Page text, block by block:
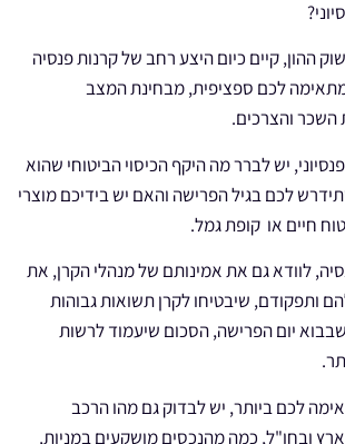
ההון, קיים כיום היצע רחב של קרנות פנסיה
לכם ספציפית, מבחינת המצב
והצרכים.
יש לברר מה היקף הכיסוי הביטוחי שהוא
לכם בגיל הפרישה והאם יש בידיכם מוצרי
חיים או קופת גמל.
לוודא גם את אמינותם של מנהלי הקרן, את
ותפקודם, שיבטיחו לקרן תשואות גבוהות
שבבוא יום הפרישה, הסכום שיעמוד לרשות
לכם ביותר, יש לבדוק גם מהו הרכב
ובחו"ל, כמה מהנכסים מושקעים במניות,